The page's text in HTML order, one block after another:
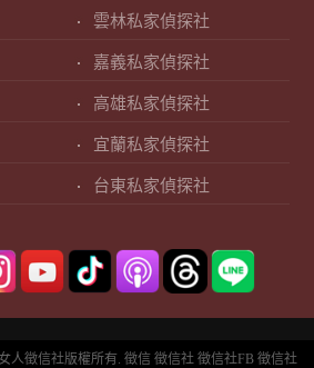
雲林私家偵探社
嘉義私家偵探社
高雄私家偵探社
宜蘭私家偵探社
台東私家偵探社
人徵信社版權所有. 徵信 徵信社 徵信社FB 徵信社